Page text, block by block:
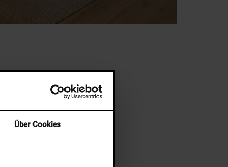
Über Cookies